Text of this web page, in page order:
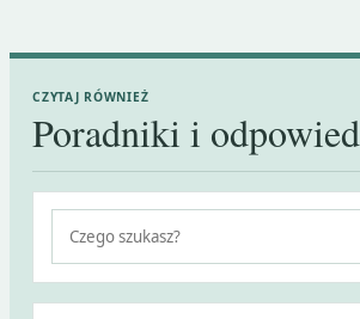
CZYTAJ RÓWNIEŻ
Poradniki i